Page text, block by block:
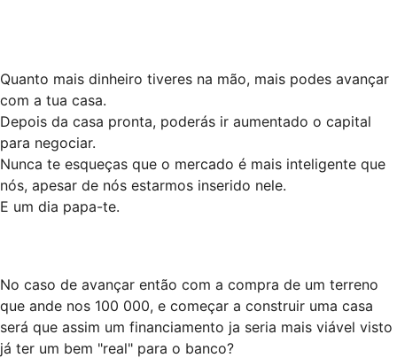
Quanto mais dinheiro tiveres na mão, mais podes avançar
com a tua casa.
Depois da casa pronta, poderás ir aumentado o capital
para negociar.
Nunca te esqueças que o mercado é mais inteligente que
nós, apesar de nós estarmos inserido nele.
E um dia papa-te.
No caso de avançar então com a compra de um terreno
que ande nos 100 000, e começar a construir uma casa
será que assim um financiamento ja seria mais viável visto
já ter um bem "real" para o banco?